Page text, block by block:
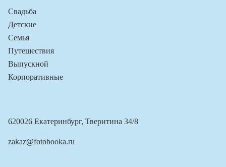
Свадьба
Детские
Семья
Путешествия
Выпускной
Корпоративные
620026 Екатеринбург, Тверитина 34/8
zakaz@fotobooka.ru